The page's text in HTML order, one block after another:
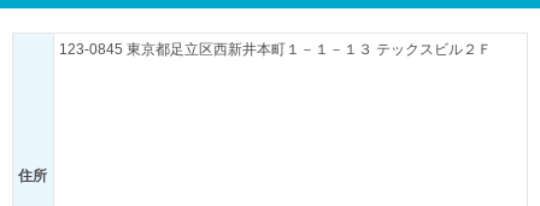
住所
123-0845 東京都足立区西新井本町１－１－１３ テックスビル２Ｆ